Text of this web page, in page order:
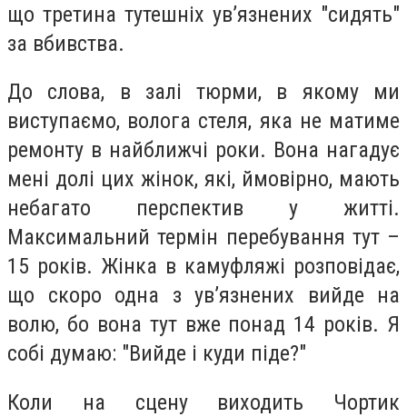
що третина тутешніх ув’язнених "сидять"
за вбивства.
До слова, в залі тюрми, в якому ми
виступаємо, волога стеля, яка не матиме
ремонту в найближчі роки. Вона нагадує
мені долі цих жінок, які, ймовірно, мають
небагато перспектив у житті.
Максимальний термін перебування тут –
15 років. Жінка в камуфляжі розповідає,
що скоро одна з ув’язнених вийде на
волю, бо вона тут вже понад 14 років. Я
собі думаю: "Вийде і куди піде?"
Коли на сцену виходить Чортик